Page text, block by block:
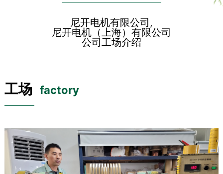
尼开电机有限公司,
尼开电机（上海）有限公司
公司工场介绍
工场 factory